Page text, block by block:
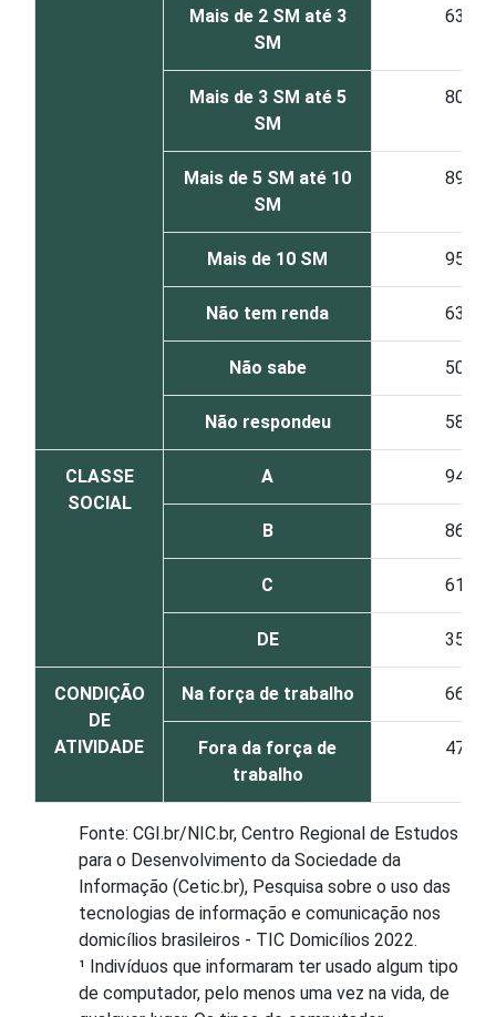
Mais de 2 SM até 3
SM
63
Mais de 3 SM até 5
SM
80
Mais de 5 SM até 10
SM
89
Mais de 10 SM 95
Não tem renda 63
Não sabe 50
Não respondeu 58
CLASSE
SOCIAL
A 94
B 86
C 61
DE 35
CONDIÇÃO
DE
ATIVIDADE
Na força de trabalho 66
Fora da força de
trabalho
47
Fonte: CGI.br/NIC.br, Centro Regional de Estudos
para o Desenvolvimento da Sociedade da
Informação (Cetic.br), Pesquisa sobre o uso das
tecnologias de informação e comunicação nos
domicílios brasileiros - TIC Domicílios 2022.
¹ Indivíduos que informaram ter usado algum tipo
de computador, pelo menos uma vez na vida, de